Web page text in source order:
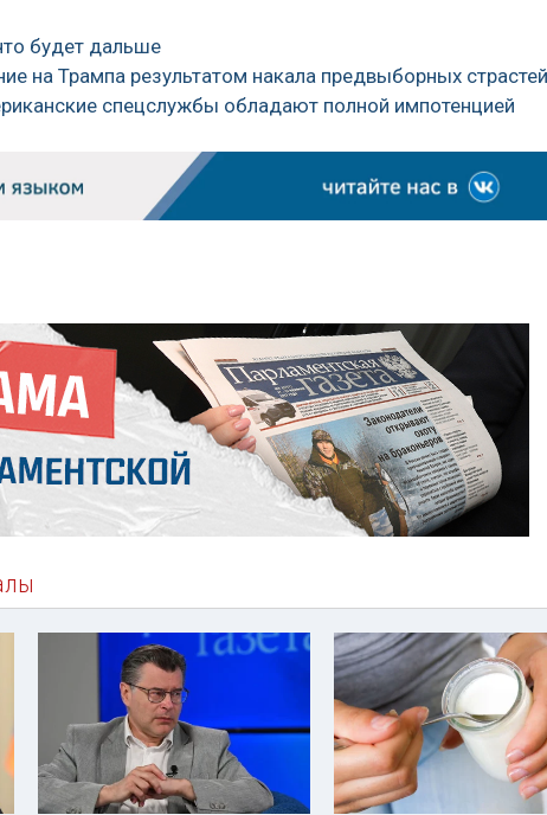
будет дальше
на Трампа результатом накала предвыборных страстей
спецслужбы обладают полной импотенцией